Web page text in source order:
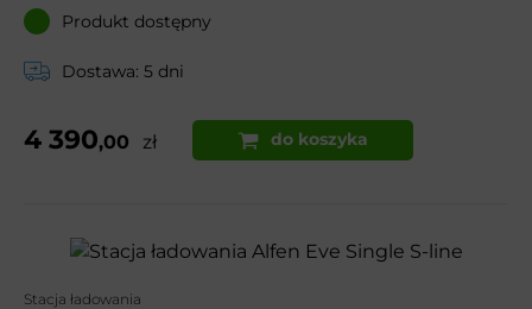
Produkt dostępny
Dostawa: 5 dni
4 390,00 zł do koszyka
Stacja ładowania